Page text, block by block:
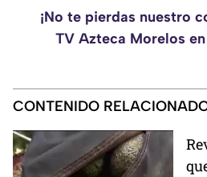
¡No te pierdas nuestro
TV Azteca Morelos
CONTENIDO